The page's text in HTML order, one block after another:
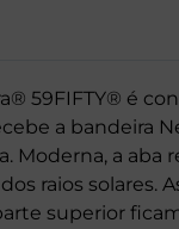
59FIFTY® é
a bandeira
Moderna, a aba
raios solares.
superior